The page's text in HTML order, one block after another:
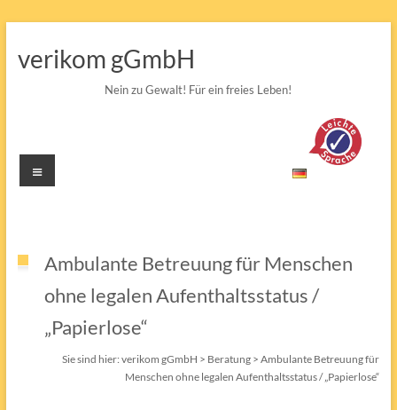
springen
verikom gGmbH
Nein zu Gewalt! Für ein freies Leben!
Menü
Ambulante Betreuung für Menschen
ohne legalen Aufenthaltsstatus /
„Papierlose“
Sie sind hier:verikom gGmbH > Beratung >Ambulante Betreuung für
Menschen ohne legalen Aufenthaltsstatus / „Papierlose“